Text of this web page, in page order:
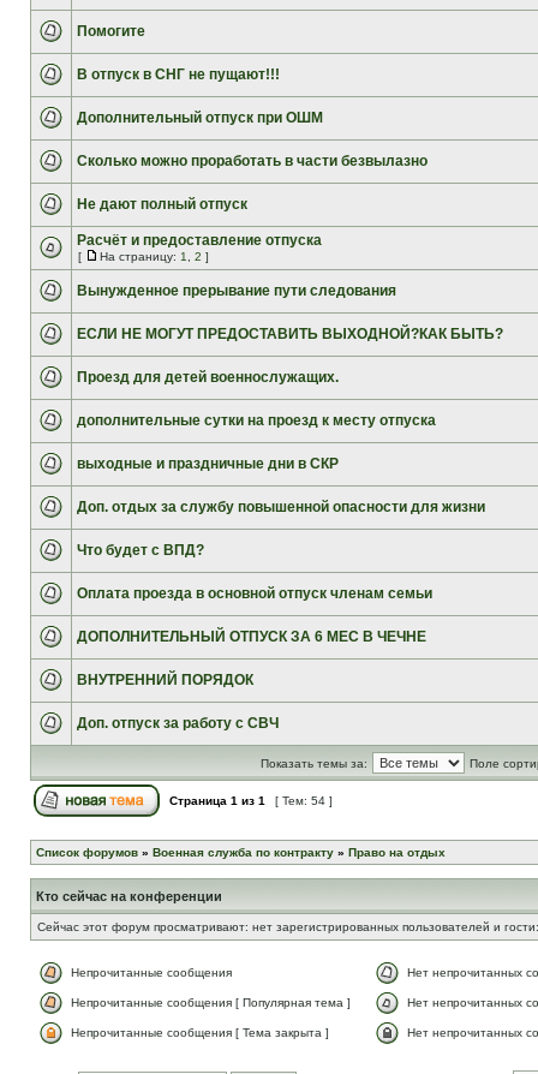
Помогите
В отпуск в СНГ не пущают!!!
Дополнительный отпуск при ОШМ
Сколько можно проработать в части безвылазно
Не дают полный отпуск
Расчёт и предоставление отпуска
[ На страницу: 1 2 ]
Вынужденное прерывание пути следования
ЕСЛИ НЕ МОГУТ ПРЕДОСТАВИТЬ ВЫХОДНОЙ?КАК БЫТЬ?
Проезд для детей военнослужащих.
дополнительные сутки на проезд к месту отпуска
выходные и праздничные дни в СКР
Доп. отдых за службу повышенной опасности для жизни
Что будет с ВПД?
Оплата проезда в основной отпуск членам семьи
ДОПОЛНИТЕЛЬНЫЙ ОТПУСК ЗА 6 МЕС В ЧЕЧНЕ
ВНУТРЕННИЙ ПОРЯДОК
Доп. отпуск за работу с СВЧ
Показать темы за: Поле
Страница 1 из 1 [ Тем: 54 ]
Список форумов » Военная служба по контракту » Право на отдых
Кто сейчас на конференции
Сейчас этот форум просматривают: нет зарегистрированных пользователей и
Непрочитанные сообщения Нет непрочитанных
Непрочитанные сообщения [ Популярная тема ] Нет непрочитанных
Непрочитанные сообщения [ Тема закрыта ] Нет непрочитанных